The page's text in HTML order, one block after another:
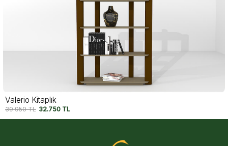
Valerio Kitaplık
39.950TL 32.750 TL